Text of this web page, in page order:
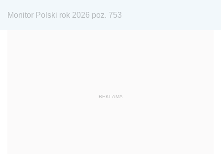
1975 1974
1959
Monitor Polski rok 2026 poz. 753
REKLAMA